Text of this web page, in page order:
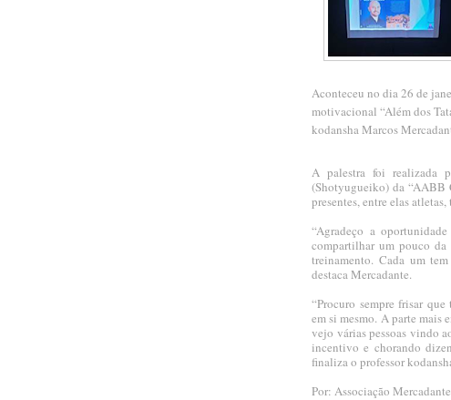
Aconteceu no dia 26 de
motivacional “Além dos
kodansha Marcos
A palestra foi realizada
(Shotyugueiko) da “AABB
presentes, entre elas
“Agradeço a
compartilhar um pouco
treinamento. Cada um
destaca Mercadante.
“Procuro sempre frisar
em si mesmo. A parte mais
vejo várias pessoas vindo
incentivo e chorando
finaliza o professor
Por: Associação